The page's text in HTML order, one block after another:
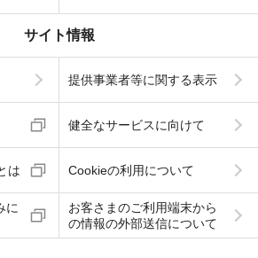
サイト情報
提供事業者等に関する表示
健全なサービスに向けて
は Cookieの利用について
に
お客さまのご利用端末から
の情報の外部送信について